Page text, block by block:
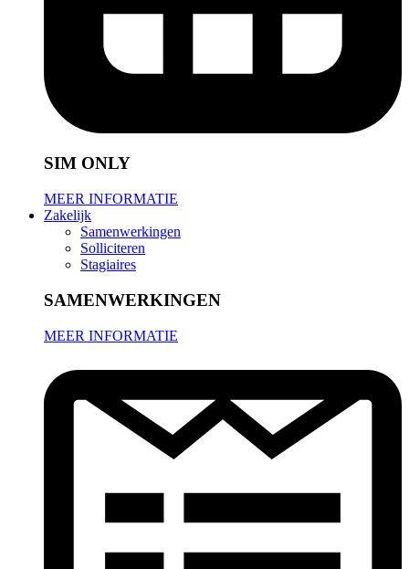
SIM ONLY
MEER INFORMATIE
Zakelijk
Samenwerkingen
Solliciteren
Stagiaires
SAMENWERKINGEN
MEER INFORMATIE